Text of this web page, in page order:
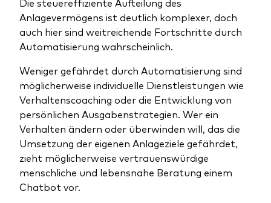
Anlagevermögens ist deutlich komplexer, doch
auch hier sind weitreichende Fortschritte durch
Automatisierung wahrscheinlich.
Weniger gefährdet durch Automatisierung sind
möglicherweise individuelle Dienstleistungen wie
Verhaltenscoaching oder die Entwicklung von
persönlichen Ausgabenstrategien. Wer ein
Verhalten ändern oder überwinden will, das die
Umsetzung der eigenen Anlageziele gefährdet,
zieht möglicherweise vertrauenswürdige
menschliche und lebensnahe Beratung einem
Chatbot vor.